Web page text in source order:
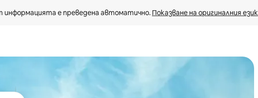
информацията е преведена автоматично. Показване на оригиналния език